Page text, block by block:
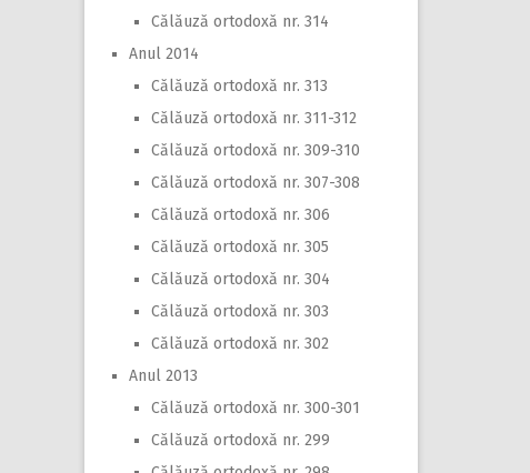
Călăuză ortodoxă nr. 314
Anul 2014
Călăuză ortodoxă nr. 313
Călăuză ortodoxă nr. 311-312
Călăuză ortodoxă nr. 309-310
Călăuză ortodoxă nr. 307-308
Călăuză ortodoxă nr. 306
Călăuză ortodoxă nr. 305
Călăuză ortodoxă nr. 304
Călăuză ortodoxă nr. 303
Călăuză ortodoxă nr. 302
Anul 2013
Călăuză ortodoxă nr. 300-301
Călăuză ortodoxă nr. 299